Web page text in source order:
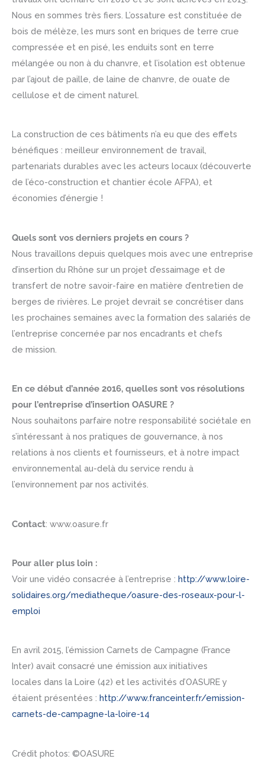
Nous en sommes très fiers. L’ossature est constituée de
bois de mélèze, les murs sont en briques de terre crue
compressée et en pisé, les enduits sont en terre
mélangée ou non à du chanvre, et l’isolation est obtenue
par l’ajout de paille, de laine de chanvre, de ouate de
cellulose et de ciment naturel.
La construction de ces bâtiments n’a eu que des effets
bénéfiques : meilleur environnement de travail,
partenariats durables avec les acteurs locaux (découverte
de l’éco-construction et chantier école AFPA), et
économies d’énergie !
Quels sont vos derniers projets en cours ?
Nous travaillons depuis quelques mois avec une entreprise
d’insertion du Rhône sur un projet d’essaimage et de
transfert de notre savoir-faire en matière d’entretien de
berges de rivières. Le projet devrait se concrétiser dans
les prochaines semaines avec la formation des salariés de
l’entreprise concernée par nos encadrants et chefs
de mission.
En ce début d’année 2016, quelles sont vos résolutions
pour l’entreprise d’insertion OASURE ?
Nous souhaitons parfaire notre responsabilité sociétale en
s’intéressant à nos pratiques de gouvernance, à nos
relations à nos clients et fournisseurs, et à notre impact
environnemental au-delà du service rendu à
l’environnement par nos activités.
Contact: www.oasure.fr
Pour aller plus loin :
Voir une vidéo consacrée à l’entreprise : http://www.loire-
solidaires.org/mediatheque/oasure-des-roseaux-pour-l-
emploi
En avril 2015, l’émission Carnets de Campagne (France
Inter) avait consacré une émission aux initiatives
locales dans la Loire (42) et les activités d’OASURE y
étaient présentées : http://www.franceinter.fr/emission-
carnets-de-campagne-la-loire-14
Crédit photos: ©OASURE